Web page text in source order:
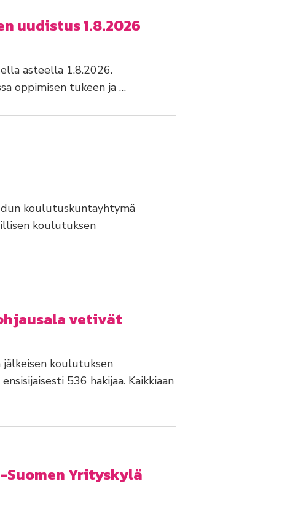
uudistus 1.8.2026
asteella 1.8.2026.
oppimisen tukeen ja …
koulutuskuntayhtymä
koulutuksen
vetivät
koulutuksen
536 hakijaa. Kaikkiaan
Suomen Yrityskylä